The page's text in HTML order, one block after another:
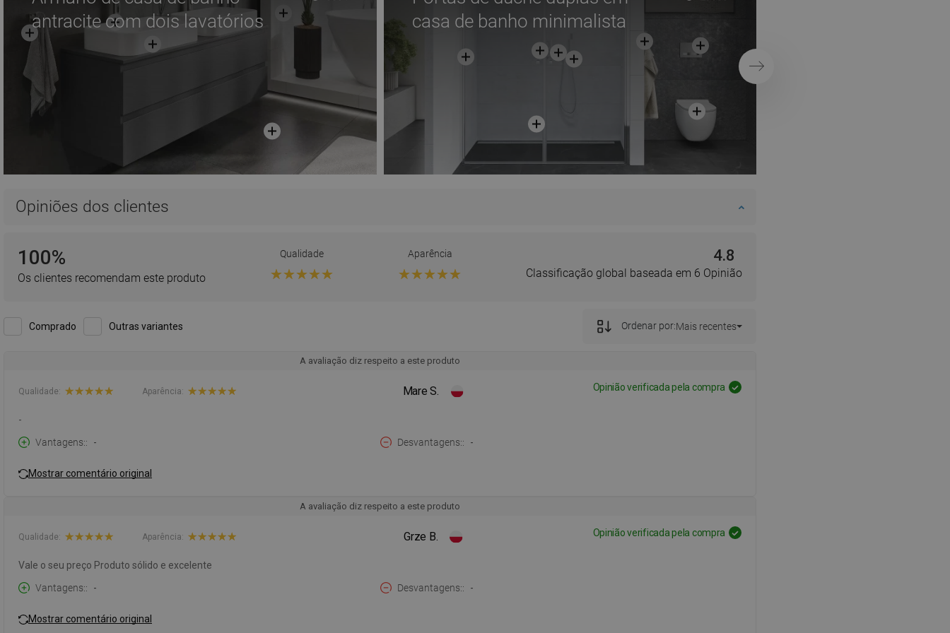
antracite com dois lavatórios
casa de banho minimalista
Próximo
Opiniões dos clientes
100%
Os clientes recomendam este produto
Qualidade Aparência 4.8
Classificação global baseada em 6 Opinião
Comprado Outras variantes Ordenar por:Mais recentes
A avaliação diz respeito a este produto
Mare S. Opinião verificada pela compra
Qualidade: Aparência:
-
Vantagens:
- Desvantagens: -
Mostrar comentário original
A avaliação diz respeito a este produto
Grze B. Opinião verificada pela compra
Qualidade: Aparência:
Vale o seu preço Produto sólido e excelente
Vantagens:
- Desvantagens: -
Mostrar comentário original
FINNISH
PORTUGUESE
GREEK
SLOVENIAN